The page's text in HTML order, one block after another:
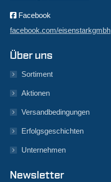
Facebook
facebook.com/eisenstarkgmbh
Über uns
Sortiment
Aktionen
Versandbedingungen
Erfolgsgeschichten
Unternehmen
Newsletter